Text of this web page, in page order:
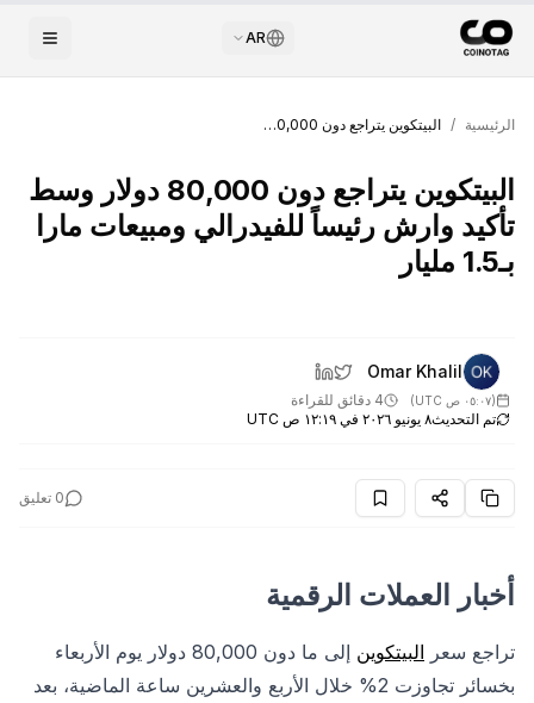
AR
الرئيسية / البيتكوين يتراجع دون 80,000 دولار وسط تأكيد وارش رئيساً للفيدرالي ومبيعات مارا بـ1.5 مليار
البيتكوين يتراجع دون 80,000 دولار وسط
تأكيد وارش رئيساً للفيدرالي ومبيعات مارا
بـ1.5 مليار
Omar Khalil
(٠٥:٠٧ ص UTC )
4 دقائق للقراءة
تم التحديث٨ يونيو ٢٠٢٦ في ١٢:١٩ ص UTC
0 تعليق
أخبار العملات الرقمية
تراجع سعر البيتكوين
إلى ما دون 80,000 دولار يوم الأربعاء
بخسائر تجاوزت 2% خلال الأربع والعشرين ساعة الماضية، بعد